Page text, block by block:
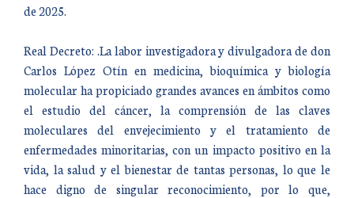
de 2025.
Real Decreto: .La labor investigadora y divulgadora de don
Carlos López Otín en medicina, bioquímica y biología
molecular ha propiciado grandes avances en ámbitos como
el estudio del cáncer, la comprensión de las claves
moleculares del envejecimiento y el tratamiento de
enfermedades minoritarias, con un impacto positivo en la
vida, la salud y el bienestar de tantas personas, lo que le
hace digno de singular reconocimiento, por lo que,